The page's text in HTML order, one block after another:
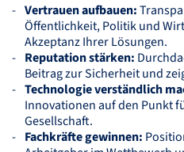
Vertrauen aufbauen:
Öffentlichkeit, Politik und
Akzeptanz Ihrer Lösungen.
Reputation stärken:
Beitrag zur Sicherheit und
Technologie verständlich
Innovationen auf den Punkt
Gesellschaft.
Fachkräfte gewinnen: